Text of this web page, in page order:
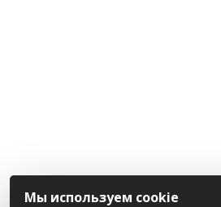
Мы используем cookie